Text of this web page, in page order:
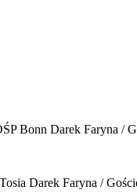
Bonn Darek Faryna /
Darek Faryna /